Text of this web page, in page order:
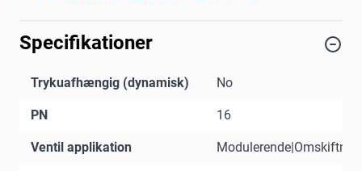
Specifikationer
Trykuafhængig (dynamisk) No
PN 16
Ventil applikation